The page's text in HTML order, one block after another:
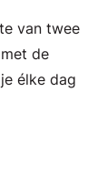
van twee
de
élke dag